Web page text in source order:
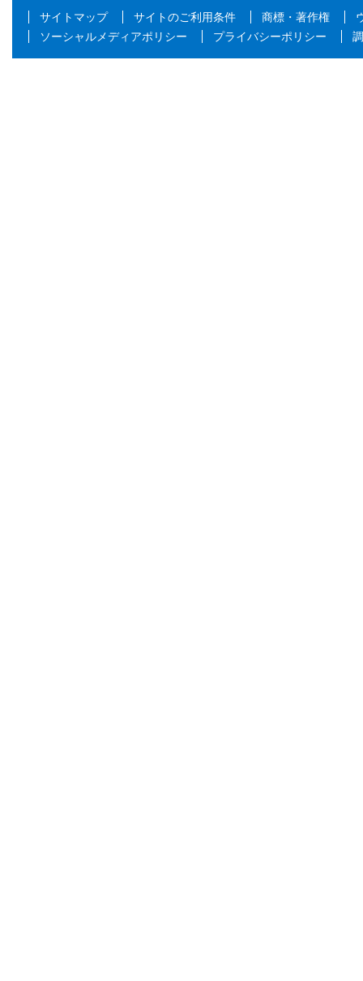
サイトマップ サイトのご利用条件 商標・著作権
ソーシャルメディアポリシー
プライバシーポリシー